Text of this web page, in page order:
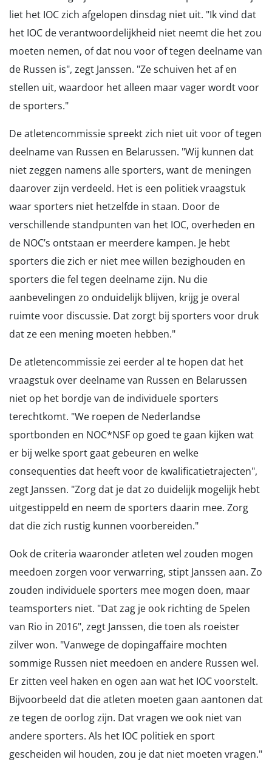
liet het IOC zich afgelopen dinsdag niet uit. "Ik vind dat
het IOC de verantwoordelijkheid niet neemt die het zou
moeten nemen, of dat nou voor of tegen deelname van
de Russen is", zegt Janssen. "Ze schuiven het af en
stellen uit, waardoor het alleen maar vager wordt voor
de sporters."
De atletencommissie spreekt zich niet uit voor of tegen
deelname van Russen en Belarussen. "Wij kunnen dat
niet zeggen namens alle sporters, want de meningen
daarover zijn verdeeld. Het is een politiek vraagstuk
waar sporters niet hetzelfde in staan. Door de
verschillende standpunten van het IOC, overheden en
de NOC’s ontstaan er meerdere kampen. Je hebt
sporters die zich er niet mee willen bezighouden en
sporters die fel tegen deelname zijn. Nu die
aanbevelingen zo onduidelijk blijven, krijg je overal
ruimte voor discussie. Dat zorgt bij sporters voor druk
dat ze een mening moeten hebben."
De atletencommissie zei eerder al te hopen dat het
vraagstuk over deelname van Russen en Belarussen
niet op het bordje van de individuele sporters
terechtkomt. "We roepen de Nederlandse
sportbonden en NOC*NSF op goed te gaan kijken wat
er bij welke sport gaat gebeuren en welke
consequenties dat heeft voor de kwalificatietrajecten",
zegt Janssen. "Zorg dat je dat zo duidelijk mogelijk hebt
uitgestippeld en neem de sporters daarin mee. Zorg
dat die zich rustig kunnen voorbereiden."
Ook de criteria waaronder atleten wel zouden mogen
meedoen zorgen voor verwarring, stipt Janssen aan. Zo
zouden individuele sporters mee mogen doen, maar
teamsporters niet. "Dat zag je ook richting de Spelen
van Rio in 2016", zegt Janssen, die toen als roeister
zilver won. "Vanwege de dopingaffaire mochten
sommige Russen niet meedoen en andere Russen wel.
Er zitten veel haken en ogen aan wat het IOC voorstelt.
Bijvoorbeeld dat die atleten moeten gaan aantonen dat
ze tegen de oorlog zijn. Dat vragen we ook niet van
andere sporters. Als het IOC politiek en sport
gescheiden wil houden, zou je dat niet moeten vragen."